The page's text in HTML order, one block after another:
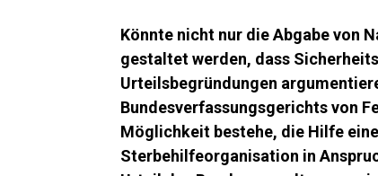
Könnte nicht nur die Abgabe von
gestaltet werden, dass
Urteilsbegründungen
Bundesverfassungsgerichts von
Möglichkeit bestehe, die Hilfe
Sterbehilfeorganisation in